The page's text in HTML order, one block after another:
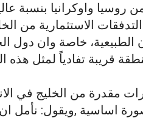
روسيا واوكرانيا بنسبة
الاستثمارية من
الطبيعية، خاصة وان دول
قريبة تفادياً لمثل هذه
مقدرة من الخليج في
اساسية ,ويقول: نأمل